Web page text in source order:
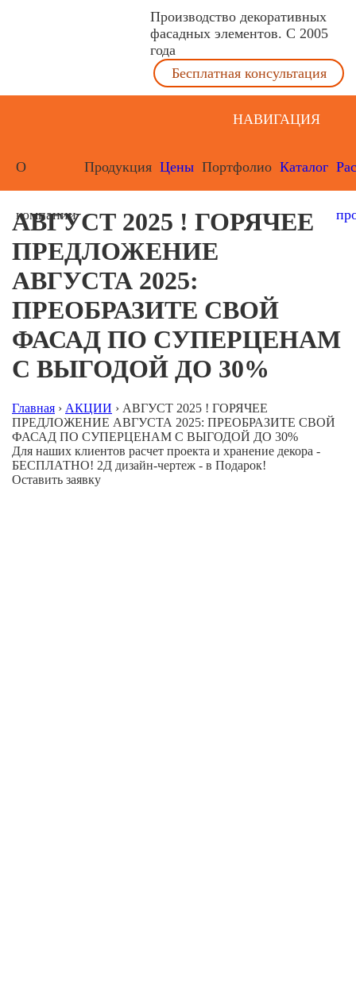
Производство декоративных
фасадных элементов. С 2005
года
Бесплатная консультация
НАВИГАЦИЯ
О
компании
Продукция Цены Портфолио Каталог
АВГУСТ 2025 ! ГОРЯЧЕЕ
ПРЕДЛОЖЕНИЕ
АВГУСТА 2025:
ПРЕОБРАЗИТЕ СВОЙ
ФАСАД ПО СУПЕРЦЕНАМ
С ВЫГОДОЙ ДО 30%
Главная › АКЦИИ › АВГУСТ 2025 ! ГОРЯЧЕЕ
ПРЕДЛОЖЕНИЕ АВГУСТА 2025: ПРЕОБРАЗИТЕ СВОЙ
ФАСАД ПО СУПЕРЦЕНАМ С ВЫГОДОЙ ДО 30%
Для наших клиентов расчет проекта и хранение декора -
БЕСПЛАТНО! 2Д дизайн-чертеж - в Подарок!
Оставить заявку